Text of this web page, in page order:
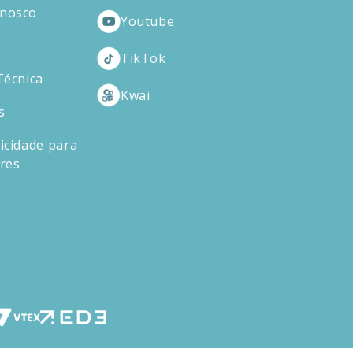
para
Youtube
TikTok
Kwai